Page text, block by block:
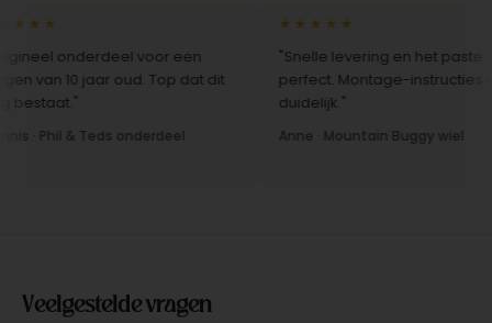
onderdeel voor een
van 10 jaar oud. Top dat dit
· Phil & Teds onderdeel
★★★★★
"Snelle levering en het paste
perfect. Montage-instructies
duidelijk."
Anne · Mountain Buggy wiel
Veelgestelde vragen